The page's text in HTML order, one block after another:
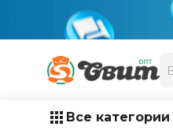
Все категории